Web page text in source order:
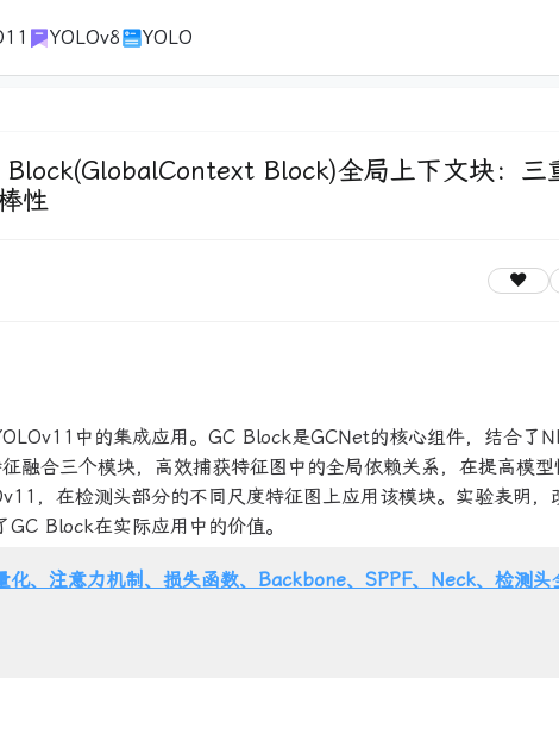
YOLOv8 YOLO
Block)全局上下文块：三
性
中的集成应用。GC Block是GCNet的核心组件，结合了
融合三个模块，高效捕获特征图中的全局依赖关系，在提高模型
，在检测头部分的不同尺度特征图上应用该模块。实验表明，
Block在实际应用中的价值。
化、注意力机制、损失函数、Backbone、SPPF、Neck、检测头